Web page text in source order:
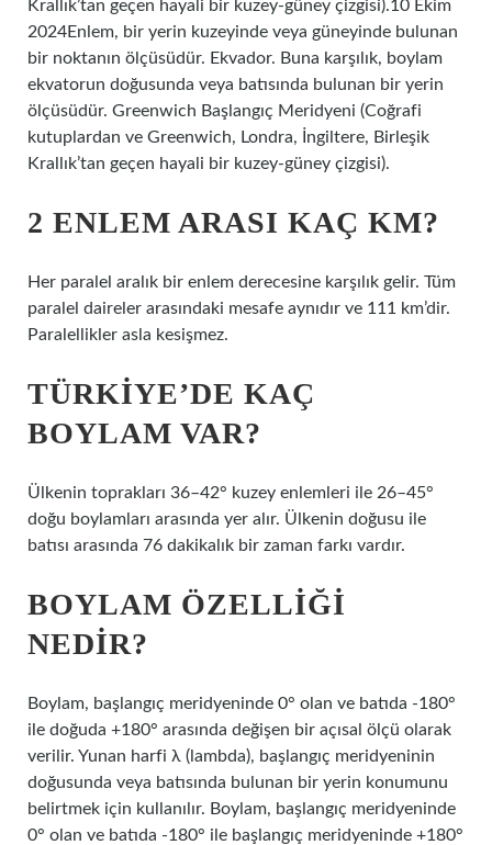
Krallık’tan geçen hayali bir kuzey-güney çizgisi).10 Ekim
2024Enlem, bir yerin kuzeyinde veya güneyinde bulunan
bir noktanın ölçüsüdür. Ekvador. Buna karşılık, boylam
ekvatorun doğusunda veya batısında bulunan bir yerin
ölçüsüdür. Greenwich Başlangıç ​​Meridyeni (Coğrafi
kutuplardan ve Greenwich, Londra, İngiltere, Birleşik
Krallık’tan geçen hayali bir kuzey-güney çizgisi).
2 ENLEM ARASI KAÇ KM?
Her paralel aralık bir enlem derecesine karşılık gelir. Tüm
paralel daireler arasındaki mesafe aynıdır ve 111 km’dir.
Paralellikler asla kesişmez.
TÜRKIYE’DE KAÇ
BOYLAM VAR?
Ülkenin toprakları 36–42° kuzey enlemleri ile 26–45°
doğu boylamları arasında yer alır. Ülkenin doğusu ile
batısı arasında 76 dakikalık bir zaman farkı vardır.
BOYLAM ÖZELLIĞI
NEDIR?
Boylam, başlangıç ​​meridyeninde 0° olan ve batıda -180°
ile doğuda +180° arasında değişen bir açısal ölçü olarak
verilir. Yunan harfi λ (lambda), başlangıç ​​meridyeninin
doğusunda veya batısında bulunan bir yerin konumunu
belirtmek için kullanılır. Boylam, başlangıç ​​meridyeninde
0° olan ve batıda -180° ile başlangıç ​​meridyeninde +180°